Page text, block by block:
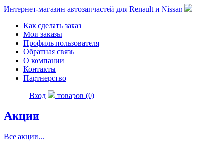
Интернет-магазин автозапчастей для Renault и Nissan
Как сделать заказ
Мои заказы
Профиль пользователя
Обратная связь
О компании
Контакты
Партнерство
Вход товаров (0)
Акции
Все акции...